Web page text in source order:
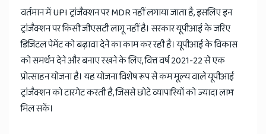
वर्तमान में UPI ट्रांजैक्शन पर MDR नहीं लगाया जाता है, इसलिए इन
ट्रांजैक्शन पर किसी जीएसटी लागू नहीं है। सरकार यूपीआई के जरिए
डिजिटल पेमेंट को बढ़ावा देने का काम कर रही है। यूपीआई के विकास
को समर्थन देने और बनाए रखने के लिए, वित्त वर्ष 2021-22 से एक
प्रोत्साहन योजना है। यह योजना विशेष रूप से कम मूल्य वाले यूपीआई
ट्रांजैक्शन को टारगेट करती है, जिससे छोटे व्यापारियों को ज्यादा लाभ
मिल सकें।